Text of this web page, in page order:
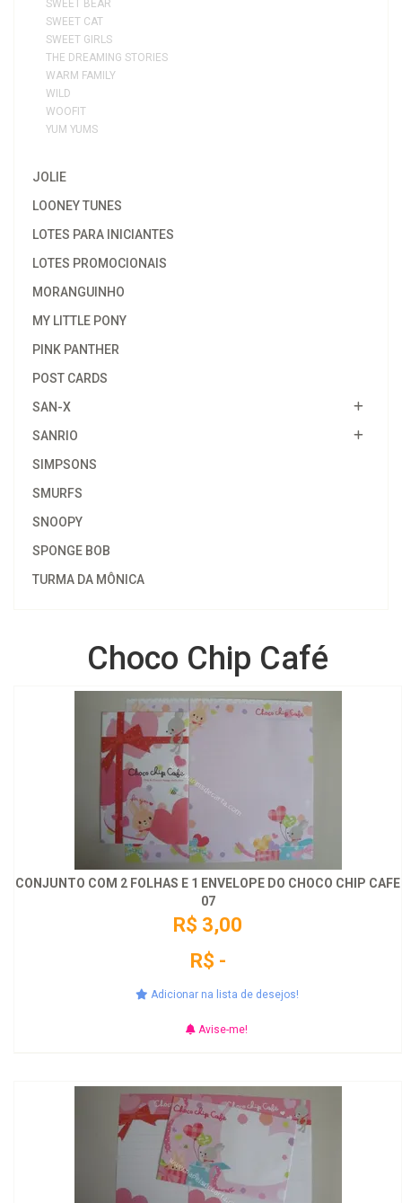
SWEET BEAR
SWEET CAT
SWEET GIRLS
THE DREAMING STORIES
WARM FAMILY
WILD
WOOFIT
YUM YUMS
JOLIE
LOONEY TUNES
LOTES PARA INICIANTES
LOTES PROMOCIONAIS
MORANGUINHO
MY LITTLE PONY
PINK PANTHER
POST CARDS
SAN-X
SANRIO
SIMPSONS
SMURFS
SNOOPY
SPONGE BOB
TURMA DA MÔNICA
Choco Chip Café
CONJUNTO COM 2 FOLHAS E 1 ENVELOPE DO CHOCO CHIP CAFE
07
R$ 3,00
R$ -
Adicionar na lista de desejos!
Avise-me!